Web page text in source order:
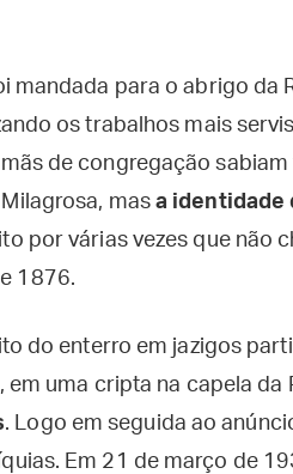
mandada para o abrigo da
os trabalhos mais
de congregação
mas a identidade
por várias vezes que não
1876.
do enterro em jazigos
uma cripta na capela da
. Logo em seguida ao
Em 21 de março de